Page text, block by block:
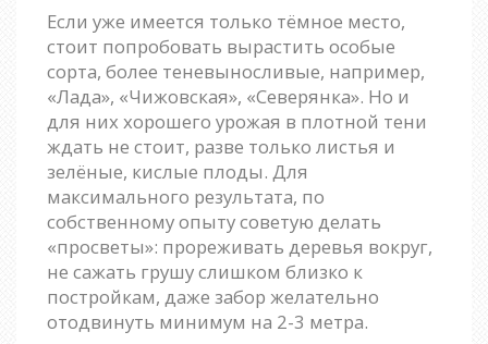
Если уже имеется только тёмное место,
стоит попробовать вырастить особые
сорта, более теневыносливые, например,
«Лада», «Чижовская», «Северянка». Но и
для них хорошего урожая в плотной тени
ждать не стоит, разве только листья и
зелёные, кислые плоды. Для
максимального результата, по
собственному опыту советую делать
«просветы»: прореживать деревья вокруг,
не сажать грушу слишком близко к
постройкам, даже забор желательно
отодвинуть минимум на 2-3 метра.